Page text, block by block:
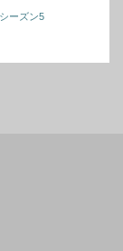
ーズン5